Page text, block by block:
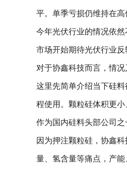
平。单季亏损仍维持在高
今年光伏行业的情况依
市场开始期待光伏行业
对于协鑫科技而言，情况
这里先简单介绍当下硅
程使用。颗粒硅体积更
作为国内硅料头部公司
因为押注颗粒硅，协鑫
量、氢含量等痛点，产能